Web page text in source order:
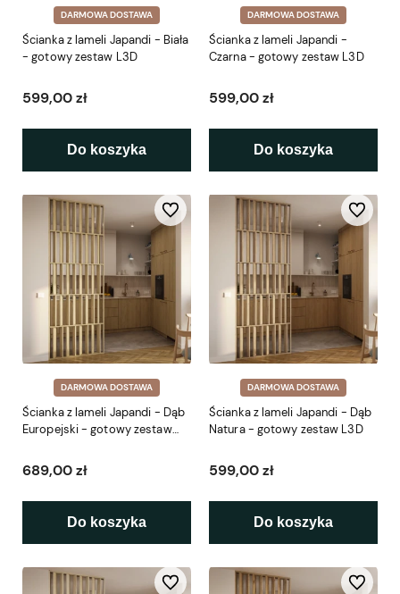
DARMOWA DOSTAWA
Ścianka z lameli Japandi - Biała
- gotowy zestaw L3D
599,00 zł
Do koszyka
DARMOWA DOSTAWA
Ścianka z lameli Japandi -
Czarna - gotowy zestaw L3D
599,00 zł
Do koszyka
DARMOWA DOSTAWA
Ścianka z lameli Japandi - Dąb
Europejski - gotowy zestaw
689,00 zł
Do koszyka
Do ulubionych
DARMOWA DOSTAWA
Ścianka z lameli Japandi - Dąb
Natura - gotowy zestaw L3D
599,00 zł
Do koszyka
Do
Do ulubionych Do